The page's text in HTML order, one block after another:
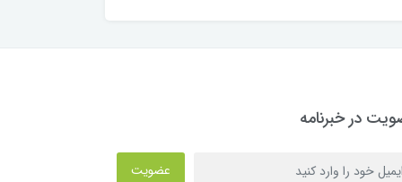
در خبرنامه
عضویت